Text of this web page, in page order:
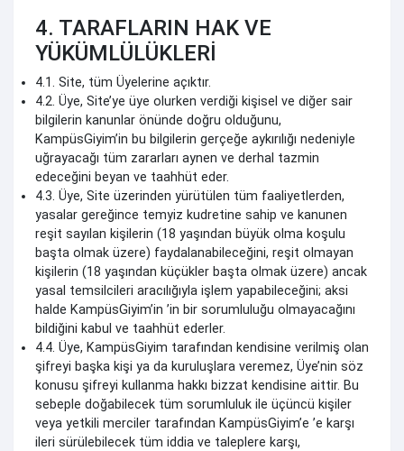
4. TARAFLARIN HAK VE
YÜKÜMLÜLÜKLERİ
4.1. Site, tüm Üyelerine açıktır.
4.2. Üye, Site’ye üye olurken verdiği kişisel ve diğer sair
bilgilerin kanunlar önünde doğru olduğunu,
KampüsGiyim’in bu bilgilerin gerçeğe aykırılığı nedeniyle
uğrayacağı tüm zararları aynen ve derhal tazmin
edeceğini beyan ve taahhüt eder.
4.3. Üye, Site üzerinden yürütülen tüm faaliyetlerden,
yasalar gereğince temyiz kudretine sahip ve kanunen
reşit sayılan kişilerin (18 yaşından büyük olma koşulu
başta olmak üzere) faydalanabileceğini, reşit olmayan
kişilerin (18 yaşından küçükler başta olmak üzere) ancak
yasal temsilcileri aracılığıyla işlem yapabileceğini; aksi
halde KampüsGiyim’in ’in bir sorumluluğu olmayacağını
bildiğini kabul ve taahhüt ederler.
4.4. Üye, KampüsGiyim tarafından kendisine verilmiş olan
şifreyi başka kişi ya da kuruluşlara veremez, Üye’nin söz
konusu şifreyi kullanma hakkı bizzat kendisine aittir. Bu
sebeple doğabilecek tüm sorumluluk ile üçüncü kişiler
veya yetkili merciler tarafından KampüsGiyim’e ’e karşı
ileri sürülebilecek tüm iddia ve taleplere karşı,